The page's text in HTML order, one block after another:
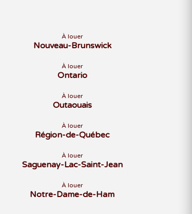
À louer
Nouveau-Brunswick
À louer
Ontario
À louer
Outaouais
À louer
Région-de-Québec
À louer
Saguenay-Lac-Saint-Jean
À louer
Notre-Dame-de-Ham